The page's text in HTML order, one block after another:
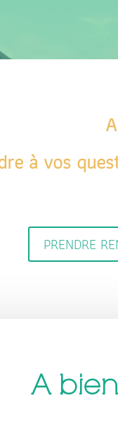
à vos
PRENDRE
A